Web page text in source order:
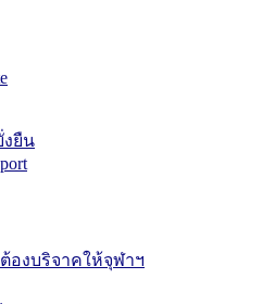
งยืน
องบริจาคให้จุฬาฯ